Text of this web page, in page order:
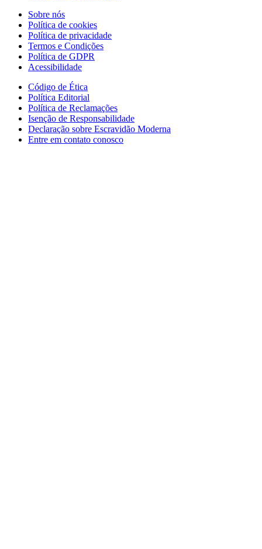
Sobre nós
Política de cookies
Política de privacidade
Termos e Condições
Política de GDPR
Acessibilidade
Código de Ética
Política Editorial
Política de Reclamações
Isenção de Responsabilidade
Declaração sobre Escravidão Moderna
Entre em contato conosco